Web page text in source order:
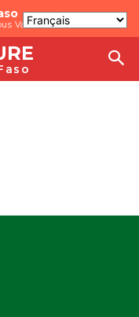
Vaincrons